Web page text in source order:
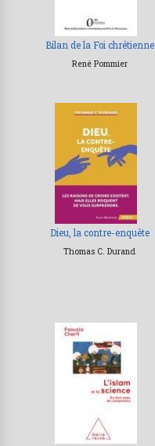
Bilan de la Foi chrétienne
René Pommier
Dieu, la contre-enquête
Thomas C. Durand